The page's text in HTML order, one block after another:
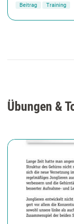
Beitrag Training
Übungen &